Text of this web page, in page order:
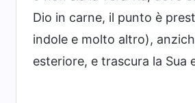
Dio in carne, il punto è
indole e molto altro),
esteriore, e trascura la Sua